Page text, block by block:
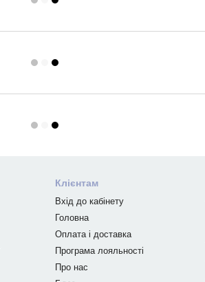
Клієнтам
Вхід до кабінету
Головна
Оплата і доставка
Програма лояльності
Про нас